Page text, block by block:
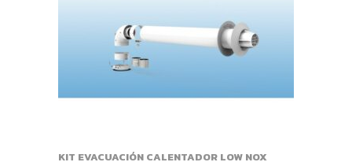
KIT EVACUACIÓN CALENTADOR LOW NOX